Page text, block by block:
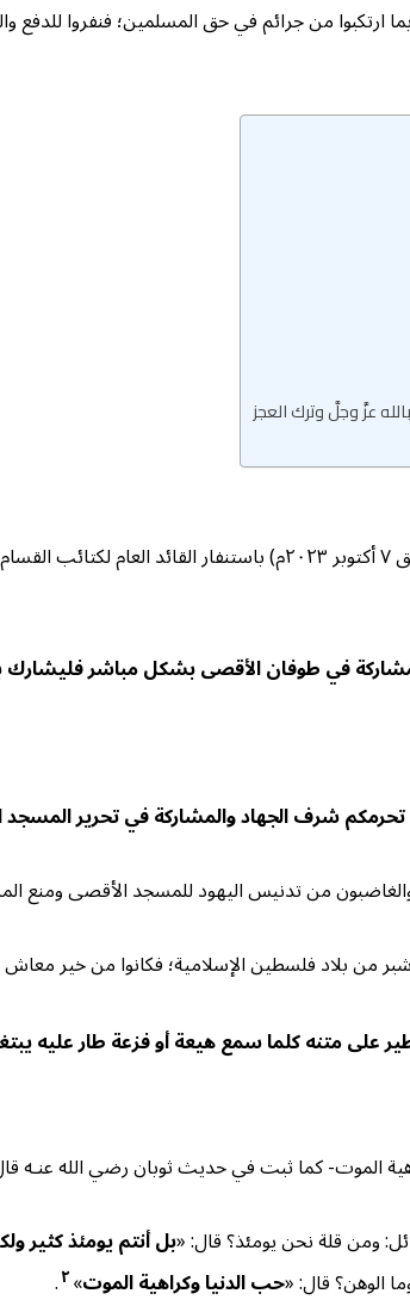
ارتكبوا من جرائم في حق المسلمين؛ فنفروا للدفع
عزَّ وجلَّ وترك العجز
تفاجأ العالم كله فجر يوم السبت الماضي (٢٢ من ربيع الأول ١٤٤٥هـ
في طوفان الأقصى بشكل مباشر
تحرمكم شرف الجهاد والمشاركة في تحرير
والغاضبون من تدنيس اليهود للمسجد الأقصى ومنع
من بلاد فلسطين الإسلامية؛ فكانوا من خير
متنه كلما سمع هيعة أو فزعة طار عليه
الموت- كما ثبت في حديث ثوبان رضي الله عنـه
ومن قلة نحن يومئذ؟ قال: «بل أنتم يومئذ كثير
الوهن؟ قال: «حب الدنيا وكراهية الموت»٢.